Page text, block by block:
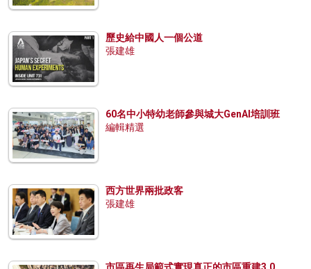
歷史給中國人一個公道
張建雄
60名中小特幼老師參與城大GenAI培訓班
編輯精選
西方世界兩批政客
張建雄